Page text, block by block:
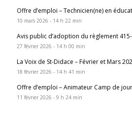
Offre d’emploi – Technicien(ne) en
10 mars 2026 - 14 h 22 min
Avis public d’adoption du règlement
27 février 2026 - 14 h 00 min
La Voix de St-Didace – Février et Mars
18 février 2026 - 14 h 41 min
Offre d’emploi – Animateur Camp de
11 février 2026 - 9 h 24 min